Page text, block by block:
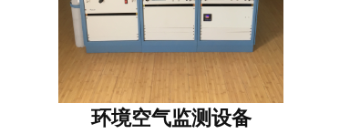
环境空气监测设备